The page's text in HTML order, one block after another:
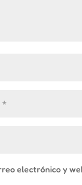
electrónico y